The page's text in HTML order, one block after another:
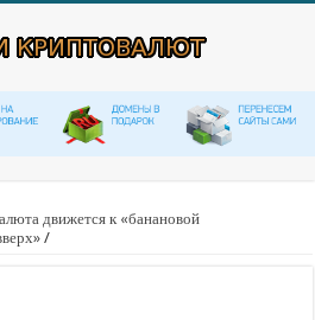
движется к «банановой
/